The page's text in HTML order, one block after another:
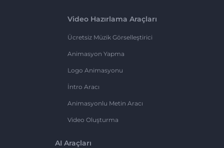
Video Hazırlama Araçları
Ücretsiz Müzik Görselleştirici
Animasyon Yapma
Logo Animasyonu
İntro Aracı
Animasyonlu Metin Aracı
Video Oluşturma
AI Araçları